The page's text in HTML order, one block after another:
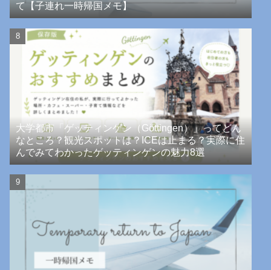
て【子連れ一時帰国メモ】
大学都市「ゲッティンゲン（Göttingen）」ってどん
なところ？観光スポットは？ICEは止まる？実際に住
んでみてわかったゲッティンゲンの魅力8選